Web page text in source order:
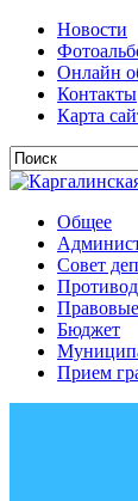
Новости
Онлайн
Контакты
Карта
Общее
Совет
Бюджет
Прием